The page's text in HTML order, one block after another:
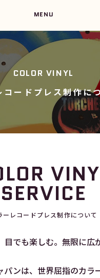
MENU
COLOR VINYL
コードプレス制作に
SERVICE
ーレコードプレス制作について
目でも楽しむ。無限に広
パンは、世界屈指のカラ